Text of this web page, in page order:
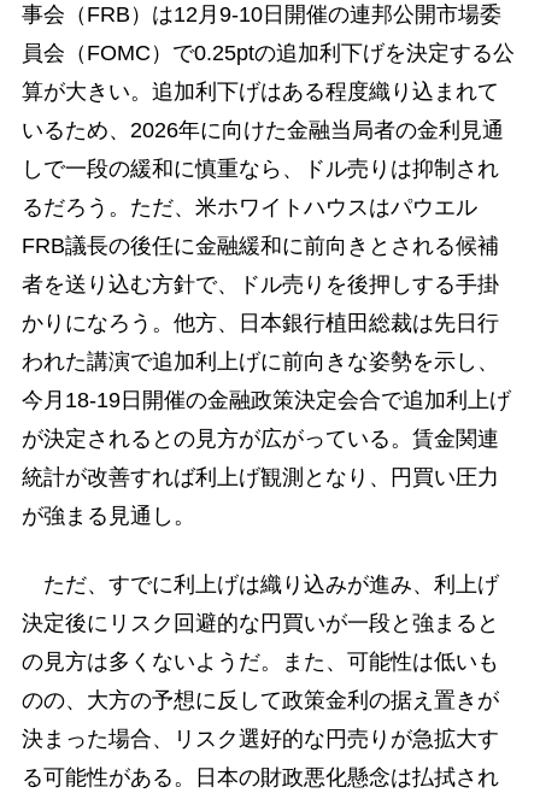
事会（FRB）は12月9-10日開催の連邦公開市場委
員会（FOMC）で0.25ptの追加利下げを決定する公
算が大きい。追加利下げはある程度織り込まれて
いるため、2026年に向けた金融当局者の金利見通
しで一段の緩和に慎重なら、ドル売りは抑制され
るだろう。ただ、米ホワイトハウスはパウエル
FRB議長の後任に金融緩和に前向きとされる候補
者を送り込む方針で、ドル売りを後押しする手掛
かりになろう。他方、日本銀行植田総裁は先日行
われた講演で追加利上げに前向きな姿勢を示し、
今月18-19日開催の金融政策決定会合で追加利上げ
が決定されるとの見方が広がっている。賃金関連
統計が改善すれば利上げ観測となり、円買い圧力
が強まる見通し。
ただ、すでに利上げは織り込みが進み、利上げ
決定後にリスク回避的な円買いが一段と強まると
の見方は多くないようだ。また、可能性は低いも
のの、大方の予想に反して政策金利の据え置きが
決まった場合、リスク選好的な円売りが急拡大す
る可能性がある。日本の財政悪化懸念は払拭され